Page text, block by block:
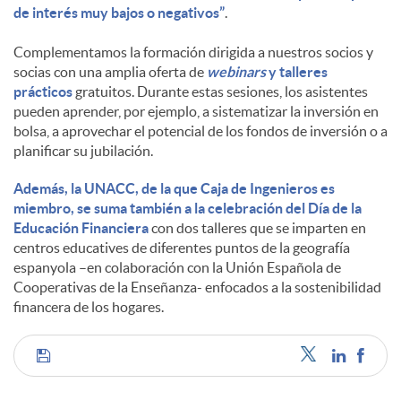
de interés muy bajos o negativos”.
Complementamos la formación dirigida a nuestros socios y
socias con una amplia oferta de webinarsy talleres
prácticosgratuitos. Durante estas sesiones, los asistentes
pueden aprender, por ejemplo, a sistematizar la inversión en
bolsa, a aprovechar el potencial de los fondos de inversión o a
planificar su jubilación.
Además, la UNACC, de la que Caja de Ingenieros es
miembro, se suma también a la celebración del Día de la
Educación Financieracon dos talleres que se imparten en
centros educatives de diferentes puntos de la geografía
espanyola –en colaboración con la Unión Española de
Cooperativas de la Enseñanza- enfocados a la sostenibilidad
financera de los hogares.
C